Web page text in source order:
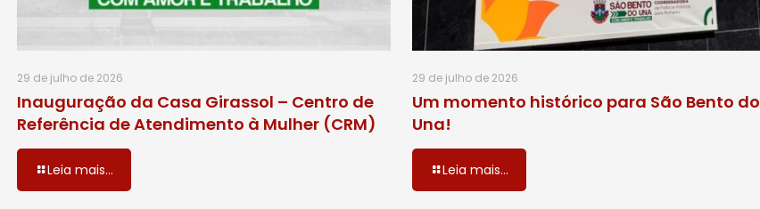
29 de julho de 2026
Inauguração da Casa Girassol – Centro de
Referência de Atendimento à Mulher (CRM)
Leia mais...
29 de julho de 2026
Um momento histórico para São Bento do
Una!
Leia mais...